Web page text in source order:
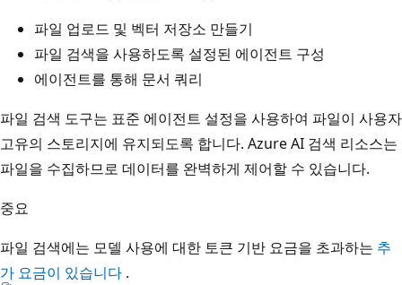
파일 업로드 및 벡터 저장소 만들기
파일 검색을 사용하도록 설정된 에이전트 구성
에이전트를 통해 문서 쿼리
파일 검색 도구는 표준 에이전트 설정을 사용하여 파일이 사용자
고유의 스토리지에 유지되도록 합니다. Azure AI 검색 리소스는
파일을 수집하므로 데이터를 완벽하게 제어할 수 있습니다.
중요
파일 검색에는 모델 사용에 대한 토큰 기반 요금을 초과하는 추
가 요금이 있습니다 .